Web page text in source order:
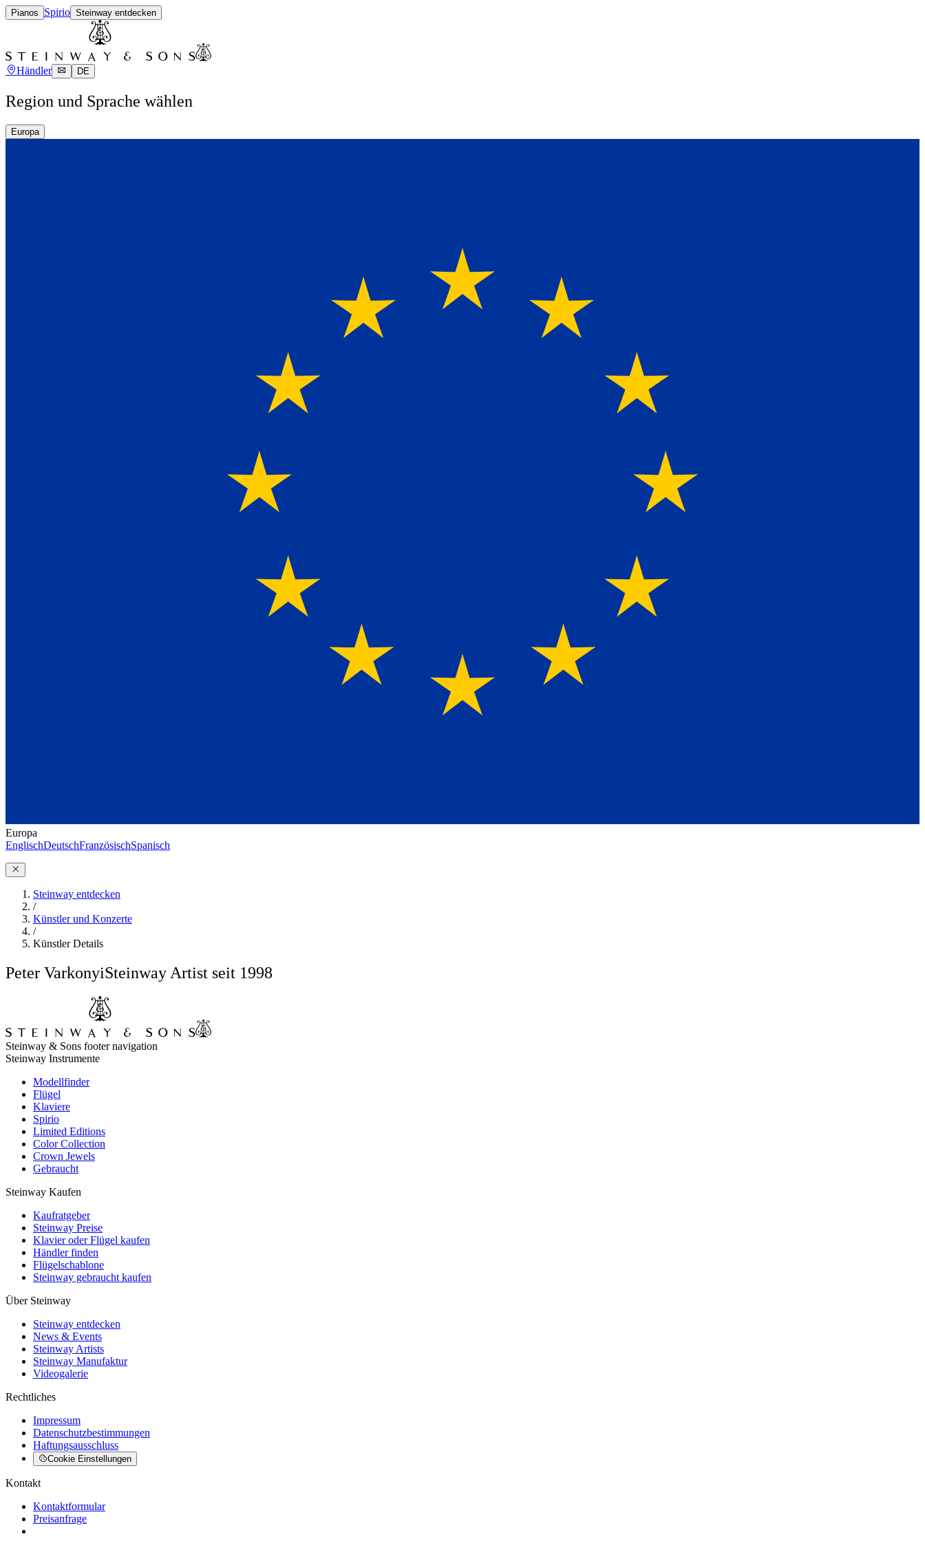
Pianos Spirio Steinway entdecken
Händler DE
Region und Sprache wählen
Europa
Europa
EnglischDeutschFranzösischSpanisch
Steinway entdecken
/
Künstler und Konzerte
/
Künstler Details
Peter VarkonyiSteinway Artist seit 1998
Steinway & Sons footer navigation
Steinway Instrumente
Modellfinder
Flügel
Klaviere
Spirio
Limited Editions
Color Collection
Crown Jewels
Gebraucht
Steinway Kaufen
Kaufratgeber
Steinway Preise
Klavier oder Flügel kaufen
Händler finden
Flügelschablone
Steinway gebraucht kaufen
Über Steinway
Steinway entdecken
News & Events
Steinway Artists
Steinway Manufaktur
Videogalerie
Rechtliches
Impressum
Datenschutzbestimmungen
Haftungsausschluss
Cookie Einstellungen
Kontakt
Kontaktformular
Preisanfrage